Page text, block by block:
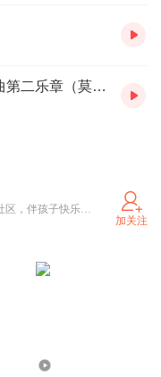
013 儿童轻音乐-第廿一号钢琴协奏曲第二乐章（莫扎特）
LUC 双语家庭专有的无限量学习者社区，伴孩子快乐成长。
加关注